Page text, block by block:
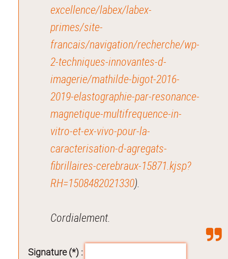
excellence/labex/labex-
primes/site-
francais/navigation/recherche/wp-
2-techniques-innovantes-d-
imagerie/mathilde-bigot-2016-
2019-elastographie-par-resonance-
magnetique-multifrequence-in-
vitro-et-ex-vivo-pour-la-
caracterisation-d-agregats-
fibrillaires-cerebraux-15871.kjsp?
RH=1508482021330).
Cordialement.
Signature (*) :